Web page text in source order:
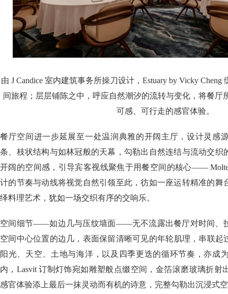
由 J Candice 室内建筑事务所操刀设计，Estuary by Vicky
间旅程；层层铺陈之中，呼应自然潮汐的流转与变化，将餐厅
可感、可行走的感官体验。
餐厅空间进一步延展至一处温润典雅的开阔主厅，设计灵感
条、枝状结构与如林冠般的天幕，勾勒出自然连结与流动交织
开阔的空间感，引导宾客视线聚焦于用餐空间的核心——
计的节奏与动线将视觉自然引领至此，彷如一座运转精准的舞
绎料理艺术，犹如一场交织有序的交响乐。
空间细节——如边几与压纹墙面——无不流露出餐厅对时间、
空间中心位置的边几，表面保留清晰可见的年轮肌理，串联
阳光、天空、土地与海洋，以及四季更迭的循环节奏，亦成
内，Lasvit 订制灯饰宛如雕塑般点缀空间，金箔滚磨玻璃折射
感官体验添上最后一抹灵动而有机的诗意，完整勾勒出沉浸式